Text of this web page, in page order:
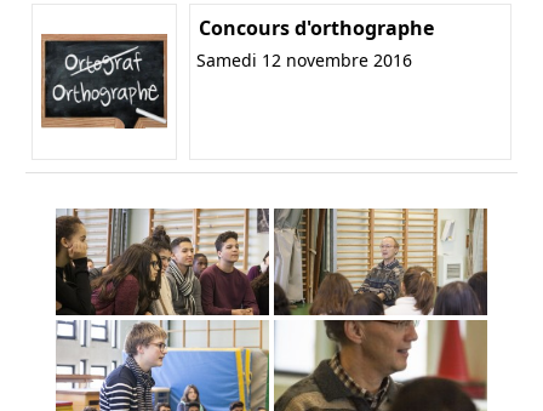
Concours d'orthographe
Samedi 12 novembre 2016